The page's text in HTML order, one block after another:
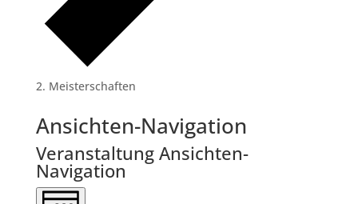
Meisterschaften
Veranstaltungen
Ansichten-Navigation
Veranstaltung Ansichten-
Navigation